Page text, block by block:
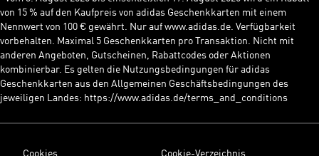
von 15 % auf den Kaufpreis von adidas Geschenkkarten mit einem
Nennwert von 100 € gewährt. Nur auf www.adidas.de. Verfügbarkeit
vorbehalten. Maximal 5 Geschenkkarten pro Transaktion. Nicht mit
anderen Angeboten, Gutscheinen, Rabattcodes oder Aktionen
kombinierbar. Es gelten die Nutzungsbedingungen für adidas
Geschenkkarten aus den Allgemeinen Geschäftsbedingungen des
jeweiligen Landes: https://www.adidas.de/terms_and_conditions
Cookies Cookie-Verzeichnis